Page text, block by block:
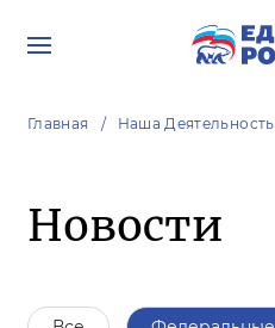
Главная Наша Деятельность
Новости